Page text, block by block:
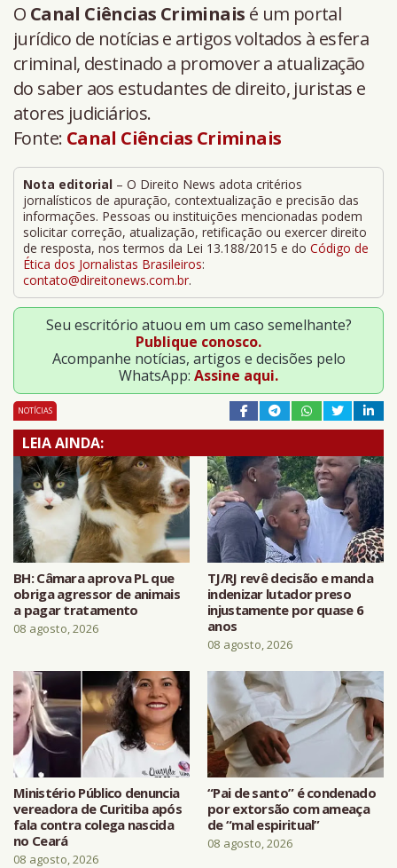
O Canal Ciências Criminais é um portal
jurídico de notícias e artigos voltados à esfera
criminal, destinado a promover a atualização
do saber aos estudantes de direito, juristas e
atores judiciários.
Fonte: Canal Ciências Criminais
Nota editorial – O Direito News adota critérios
jornalísticos de apuração, contextualização e precisão das
informações. Pessoas ou instituições mencionadas podem
solicitar correção, atualização, retificação ou exercer direito
de resposta, nos termos da Lei 13.188/2015 e do Código de
Ética dos Jornalistas Brasileiros:
contato@direitonews.com.br.
Seu escritório atuou em um caso semelhante?
Publique conosco.
Acompanhe notícias, artigos e decisões pelo
WhatsApp: Assine aqui.
NOTÍCIAS
LEIA AINDA:
BH: Câmara aprova PL que
obriga agressor de animais
a pagar tratamento
08 agosto, 2026
TJ/RJ revê decisão e manda
indenizar lutador preso
injustamente por quase 6
anos
08 agosto, 2026
Ministério Público denuncia
vereadora de Curitiba após
fala contra colega nascida
no Ceará
08 agosto, 2026
“Pai de santo” é condenado
por extorsão com ameaça
de “mal espiritual”
08 agosto, 2026